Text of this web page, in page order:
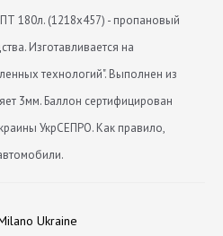
180л. (1218x457) - пропановый
Изготавливается на
технологий". Выполнен из
3мм. Баллон сертифицирован
УкрСЕПРО. Как правило,
Ukraine